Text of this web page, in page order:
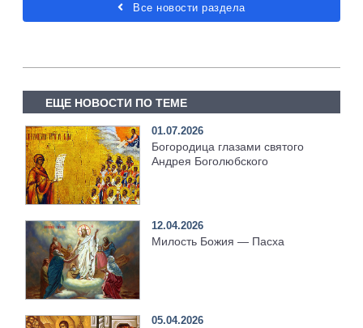
Все новости раздела
ЕЩЕ НОВОСТИ ПО ТЕМЕ
01.07.2026
Богородица глазами святого
Андрея Боголюбского
12.04.2026
Милость Божия — Пасха
05.04.2026